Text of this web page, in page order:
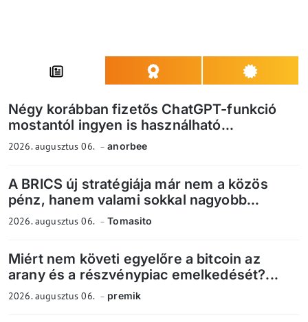
Négy korábban fizetős ChatGPT-funkció
mostantól ingyen is használható...
2026. augusztus 06. anorbee
A BRICS új stratégiája már nem a közös
pénz, hanem valami sokkal nagyobb...
2026. augusztus 06. Tomasito
Miért nem követi egyelőre a bitcoin az
arany és a részvénypiac emelkedését?...
2026. augusztus 06. premik